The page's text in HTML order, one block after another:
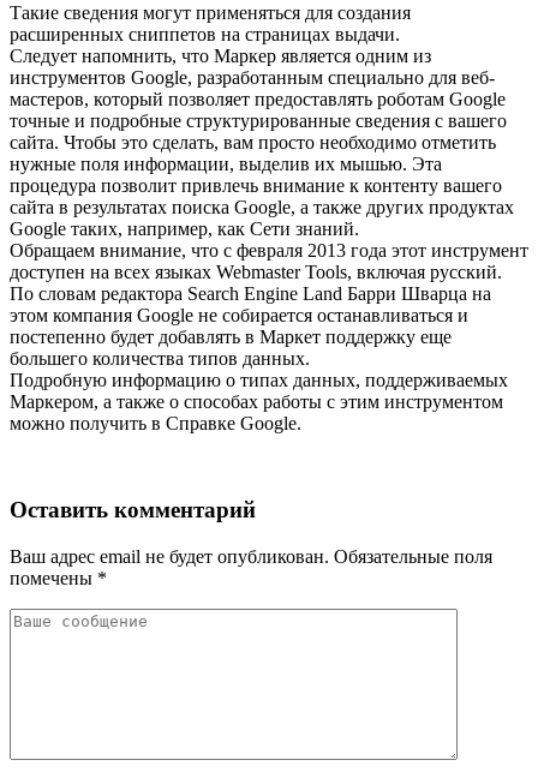
Такие сведения могут применяться для создания
расширенных сниппетов на страницах выдачи.
Следует напомнить, что Маркер является одним из
инструментов Google, разработанным специально для веб-
мастеров, который позволяет предоставлять роботам Google
точные и подробные структурированные сведения с вашего
сайта. Чтобы это сделать, вам просто необходимо отметить
нужные поля информации, выделив их мышью. Эта
процедура позволит привлечь внимание к контенту вашего
сайта в результатах поиска Google, а также других продуктах
Google таких, например, как Сети знаний.
Обращаем внимание, что с февраля 2013 года этот инструмент
доступен на всех языках Webmaster Tools, включая русский.
По словам редактора Search Engine Land Барри Шварца на
этом компания Google не собирается останавливаться и
постепенно будет добавлять в Маркет поддержку еще
большего количества типов данных.
Подробную информацию о типах данных, поддерживаемых
Маркером, а также о способах работы с этим инструментом
можно получить в Справке Google.
Оставить комментарий
Ваш адрес email не будет опубликован. Обязательные поля
помечены *